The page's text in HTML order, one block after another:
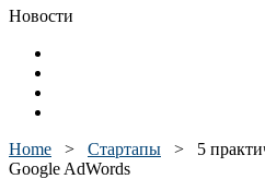
Новости
Home > Стартапы > 5
Google AdWords